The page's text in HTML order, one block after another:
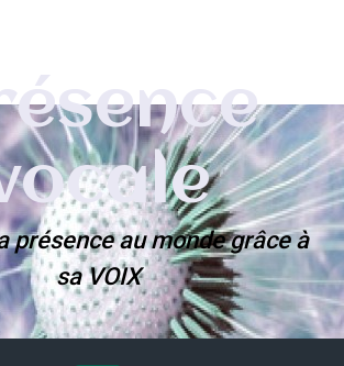
présence au monde grâce à
sa VOIX